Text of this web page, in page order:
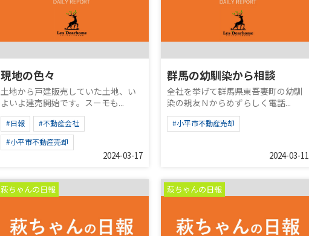
現地の色々
土地から戸建販売していた土地、い
よいよ建売開始です。スーモも...
#日報
#不動産会社
#小平市不動産売却
2024-03-17
群馬の幼馴染から相談
全社を挙げて群馬県東吾妻町の幼馴
染の親友Ｎからめずらしく電話...
#小平市不動産売却
2024-03-11
萩ちゃんの日報 萩ちゃんの日報